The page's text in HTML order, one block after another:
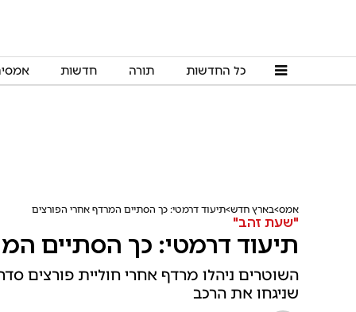
כל החדשות תורה חדשות
אמס בארץ חדש תיעוד דרמטי: כך הסתיים המרדף אחרי הפורצים
"שעת זהב"
תיעוד דרמטי: כך הסתיים
שניגחו את הרכב